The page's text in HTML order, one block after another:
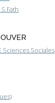
Sciences Sociales